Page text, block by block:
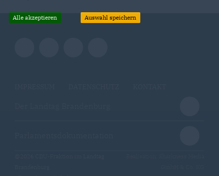
Alle akzeptieren Auswahl speichern